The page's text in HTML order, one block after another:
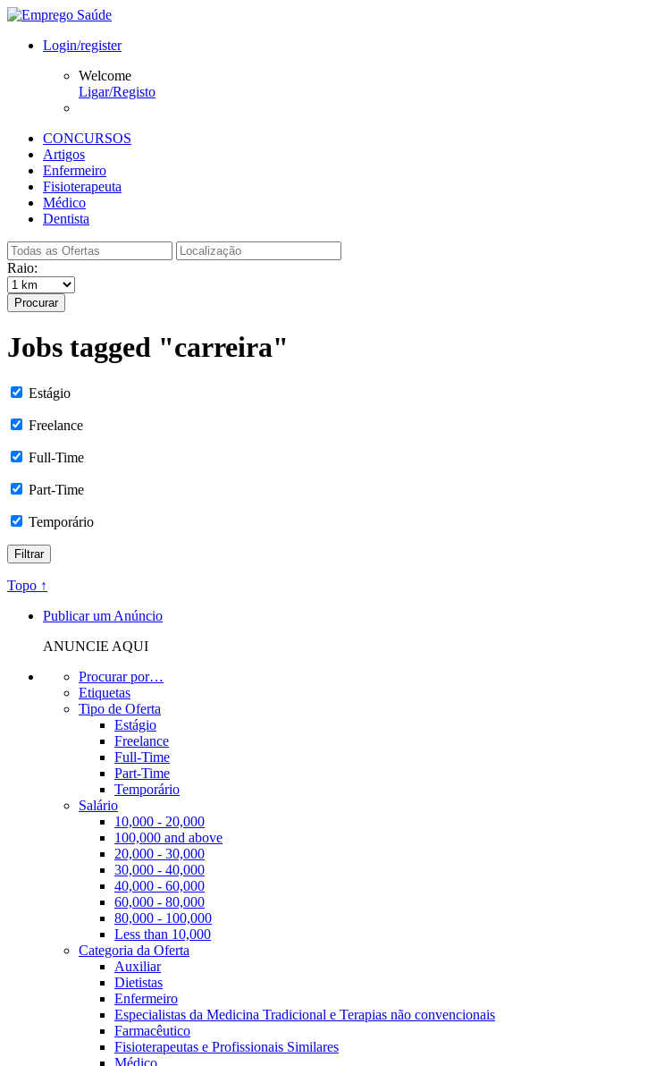
Login/register
Welcome
Ligar/Registo
CONCURSOS
Artigos
Enfermeiro
Fisioterapeuta
Médico
Dentista
Raio:
Procurar
Jobs tagged "carreira"
Estágio
Freelance
Full-Time
Part-Time
Temporário
Topo ↑
Publicar um Anúncio
ANUNCIE AQUI
Procurar por…
Etiquetas
Tipo de Oferta
Estágio
Freelance
Full-Time
Part-Time
Temporário
Salário
10,000 - 20,000
100,000 and above
20,000 - 30,000
30,000 - 40,000
40,000 - 60,000
60,000 - 80,000
80,000 - 100,000
Less than 10,000
Categoria da Oferta
Auxiliar
Dietistas
Enfermeiro
Especialistas da Medicina Tradicional e Terapias não convencionais
Farmacêutico
Fisioterapeutas e Profissionais Similares
Médico